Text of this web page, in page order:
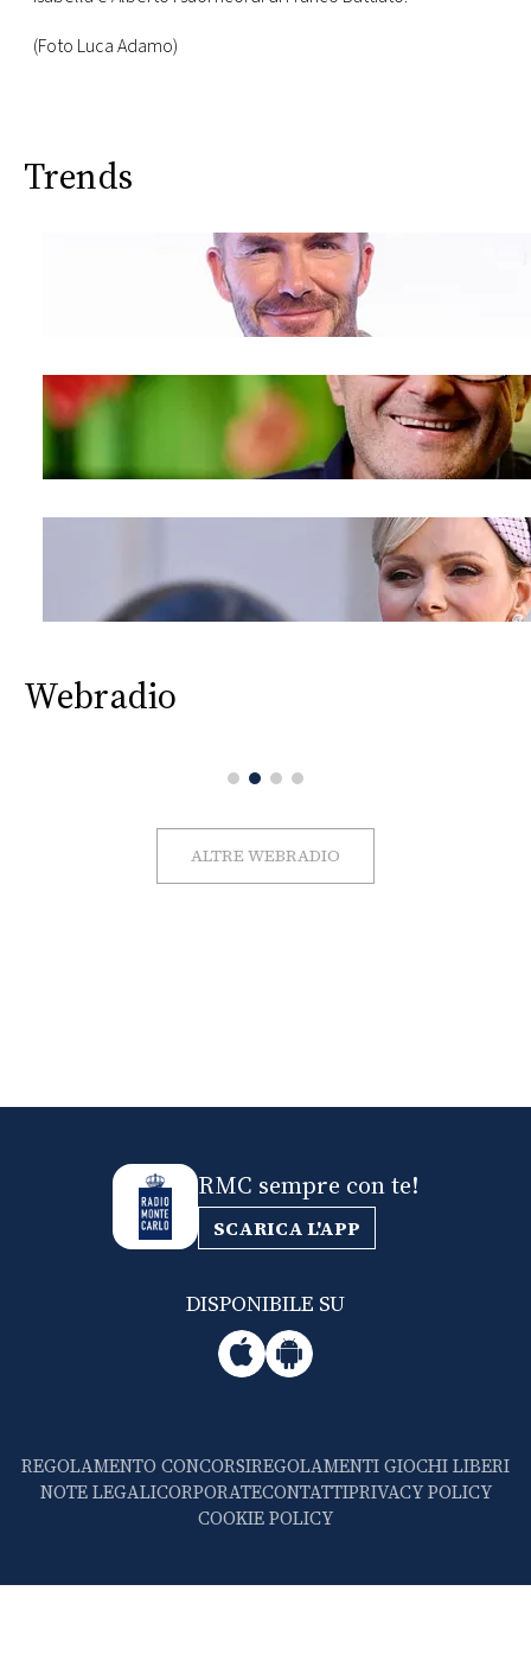
CONSIGLIA
(Foto Luca Adamo)
Trends
Webradio
ALTRE WEBRADIO
RMC sempre con te!
SCARICA L'APP
DISPONIBILE SU
REGOLAMENTO CONCORSIREGOLAMENTI GIOCHI LIBERI
NOTE LEGALICORPORATECONTATTIPRIVACY POLICY
COOKIE POLICY